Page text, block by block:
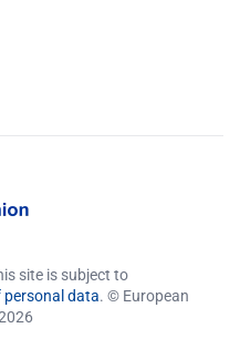
site is subject to
data. © European